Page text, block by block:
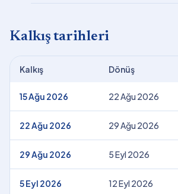
Kalkış tarihleri
Kalkış Dönüş
15 Ağu 2026 22 Ağu 2026
22 Ağu 2026 29 Ağu 2026
29 Ağu 2026 5 Eyl 2026
5 Eyl 2026 12 Eyl 2026